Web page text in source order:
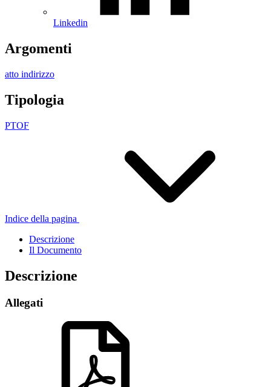
Linkedin
Argomenti
atto indirizzo
Tipologia
PTOF
Indice della pagina
Descrizione
Il Documento
Descrizione
Allegati